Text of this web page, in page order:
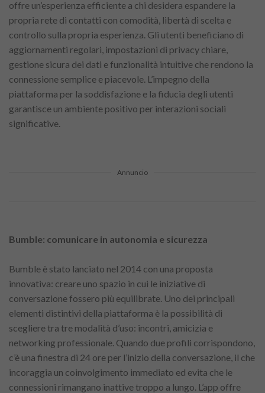
offre un’esperienza efficiente a chi desidera espandere la
propria rete di contatti con comodità, libertà di scelta e
controllo sulla propria esperienza. Gli utenti beneficiano di
aggiornamenti regolari, impostazioni di privacy chiare,
gestione sicura dei dati e funzionalità intuitive che rendono la
connessione semplice e piacevole. L’impegno della
piattaforma per la soddisfazione e la fiducia degli utenti
garantisce un ambiente positivo per interazioni sociali
significative.
Annuncio
Bumble: comunicare in autonomia e sicurezza
Bumble è stato lanciato nel 2014 con una proposta
innovativa: creare uno spazio in cui le iniziative di
conversazione fossero più equilibrate. Uno dei principali
elementi distintivi della piattaforma è la possibilità di
scegliere tra tre modalità d’uso: incontri, amicizia e
networking professionale. Quando due profili corrispondono,
c’è una finestra di 24 ore per l’inizio della conversazione, il che
incoraggia un coinvolgimento immediato ed evita che le
connessioni rimangano inattive troppo a lungo. L’app offre